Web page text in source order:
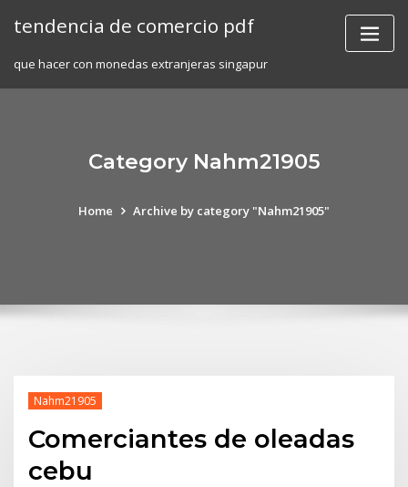
tendencia de comercio pdf
que hacer con monedas extranjeras singapur
Category Nahm21905
Home Archive by category "Nahm21905"
Nahm21905
Comerciantes de oleadas
cebu